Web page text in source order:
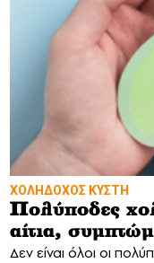
ΧΟΛΗΔΟΧΟΣ ΚΥΣΤΗ
Πολύποδες
αίτια,
Δεν είναι όλοι οι